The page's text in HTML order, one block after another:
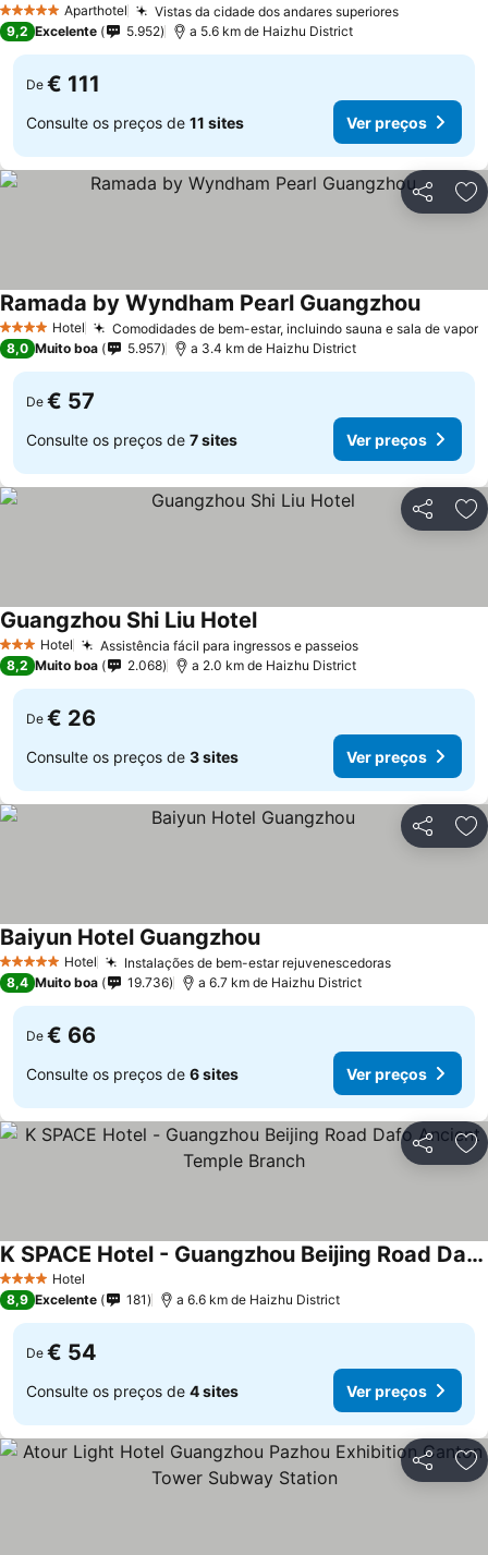
5 Estrelas Aparthotel Vistas da cidade dos andares superiores
9,2 Excelente 5.952 a 5.6 km de Haizhu District
De € 111
Consulte os preços de 11 sites Ver preços
Partilhar
4 EstrelasHotel Comodidades de bem-estar, incluindo sauna e sala de vapor
Ramada by Wyndham Pearl Guangzhou
8,0 Muito boa 5.957 a 3.4 km de Haizhu District
De € 57
Consulte os preços de 7 sites Ver preços
Partilhar
3 EstrelasHotel Assistência fácil para ingressos e passeios
Guangzhou Shi Liu Hotel
8,2 Muito boa 2.068 a 2.0 km de Haizhu District
De € 26
Consulte os preços de 3 sites Ver preços
Partilhar
5 Estrelas Hotel Instalações de bem-estar rejuvenescedoras
Baiyun Hotel Guangzhou
8,4 Muito boa 19.736 a 6.7 km de Haizhu District
De € 66
Consulte os preços de 6 sites Ver preços
Partilhar
4 EstrelasHotel
K SPACE Hotel - Guangzhou Beijing Road Dafo Ancient Temple Branch
8,9 Excelente 181 a 6.6 km de Haizhu District
De € 54
Consulte os preços de 4 sites Ver preços
Partilhar